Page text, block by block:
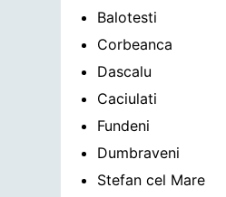
Balotesti
Corbeanca
Dascalu
Caciulati
Fundeni
Dumbraveni
Stefan cel Mare